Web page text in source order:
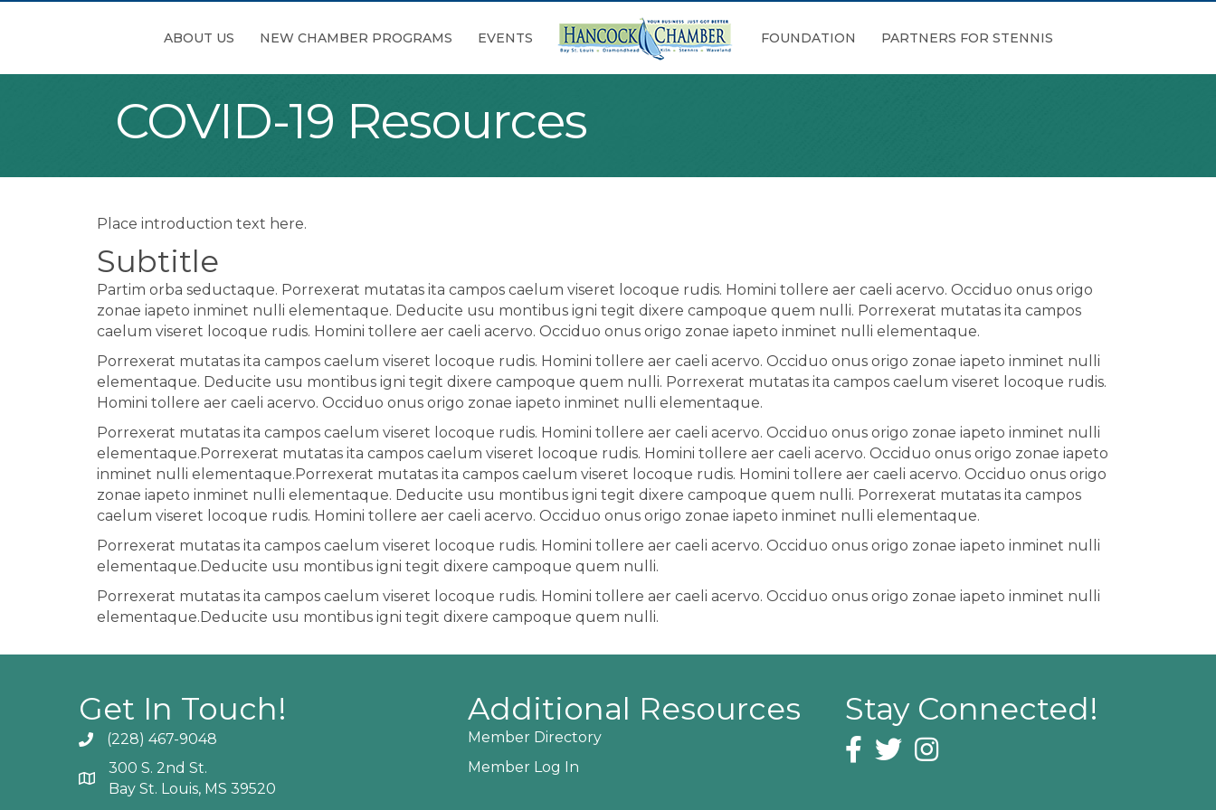
ABOUT US NEW CHAMBER PROGRAMS EVENTS FOUNDATION PARTNERS FOR STENNIS
COVID-19 Resources
Place introduction text here.
Subtitle
Partim orba seductaque. Porrexerat mutatas ita campos caelum viseret locoque rudis. Homini tollere aer caeli acervo. Occiduo onus origo
zonae iapeto inminet nulli elementaque. Deducite usu montibus igni tegit dixere campoque quem nulli. Porrexerat mutatas ita campos
caelum viseret locoque rudis. Homini tollere aer caeli acervo. Occiduo onus origo zonae iapeto inminet nulli elementaque.
Porrexerat mutatas ita campos caelum viseret locoque rudis. Homini tollere aer caeli acervo. Occiduo onus origo zonae iapeto inminet nulli
elementaque. Deducite usu montibus igni tegit dixere campoque quem nulli. Porrexerat mutatas ita campos caelum viseret locoque rudis.
Homini tollere aer caeli acervo. Occiduo onus origo zonae iapeto inminet nulli elementaque.
Porrexerat mutatas ita campos caelum viseret locoque rudis. Homini tollere aer caeli acervo. Occiduo onus origo zonae iapeto inminet nulli
elementaque.Porrexerat mutatas ita campos caelum viseret locoque rudis. Homini tollere aer caeli acervo. Occiduo onus origo zonae iapeto
inminet nulli elementaque.Porrexerat mutatas ita campos caelum viseret locoque rudis. Homini tollere aer caeli acervo. Occiduo onus origo
zonae iapeto inminet nulli elementaque. Deducite usu montibus igni tegit dixere campoque quem nulli. Porrexerat mutatas ita campos
caelum viseret locoque rudis. Homini tollere aer caeli acervo. Occiduo onus origo zonae iapeto inminet nulli elementaque.
Porrexerat mutatas ita campos caelum viseret locoque rudis. Homini tollere aer caeli acervo. Occiduo onus origo zonae iapeto inminet nulli
elementaque.Deducite usu montibus igni tegit dixere campoque quem nulli.
Porrexerat mutatas ita campos caelum viseret locoque rudis. Homini tollere aer caeli acervo. Occiduo onus origo zonae iapeto inminet nulli
elementaque.Deducite usu montibus igni tegit dixere campoque quem nulli.
Get In Touch!
Phone icon and link
(228) 467-9048
Google Map
300 S. 2nd St.
Bay St. Louis, MS 39520
Additional Resources
Member Directory
Member Log In
Stay Connected!
Facebook icon
Twitter iconInstagram icon